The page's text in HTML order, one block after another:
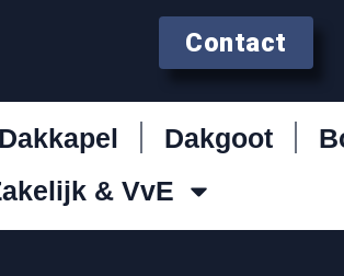
Contact
Dakkapel Dakgoot
& VvE